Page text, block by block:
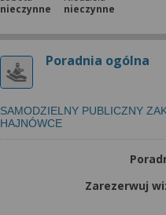
nieczynne
nieczynne
Poradnia ogólna
SAMODZIELNY PUBLICZNY
HAJNÓWCE
Zarezerwuj